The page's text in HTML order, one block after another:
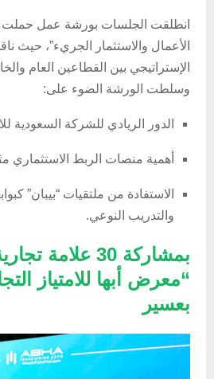
انطلقت الجلسات بورشة عمل حملت
الأعمال والاستثمار الجريء”، حيث
الإستراتيجي بين القطاعين العام
وسلطت الورشة الضوء على:
الدور الريادي للشركة السعودية
أهمية منصات الربط الاستثماري
الاستفادة من ملتقيات “بيبان”
والتدريب النوعي.
بمشاركة 30
بعسير